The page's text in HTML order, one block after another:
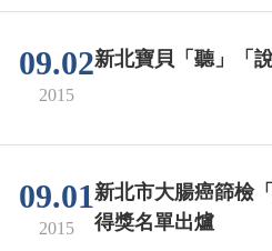
09.02
2015
新北寶貝「聽」「
09.01
2015
新北市大腸癌篩檢
得獎名單出爐